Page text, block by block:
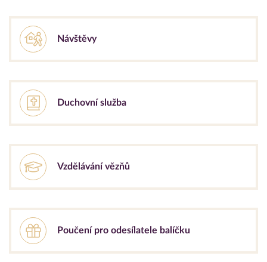
Návštěvy
Duchovní služba
Vzdělávání vězňů
Poučení pro odesílatele balíčku